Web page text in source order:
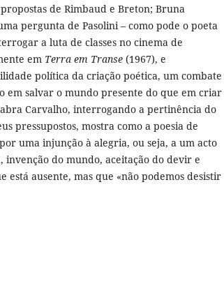
de Rimbaud e Breton; Bruna
pergunta de Pasolini – como pode o poeta
a luta de classes no cinema de
em Terra em Transe (1967), e
política da criação poética, um combate
em salvar o mundo presente do que em criar
Carvalho, interrogando a pertinência do
pressupostos, mostra como a poesia de
uma injunção à alegria, ou seja, a um acto
invenção do mundo, aceitação do devir e
está ausente, mas que «não podemos desistir